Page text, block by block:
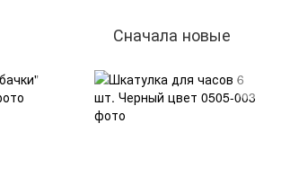
Сначала новые